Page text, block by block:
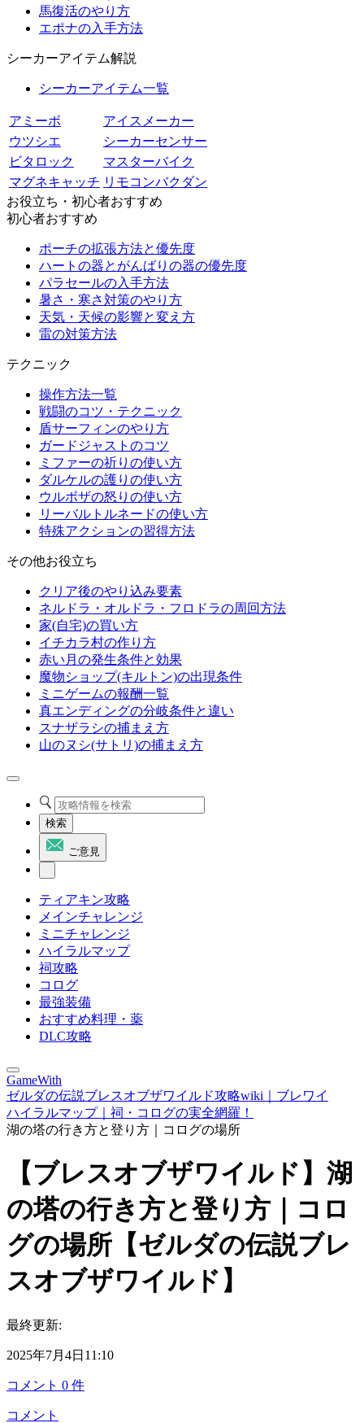
馬復活のやり方
エポナの入手方法
シーカーアイテム解説
シーカーアイテム一覧
アミーボ
アイスメーカー
ウツシエ
シーカーセンサー
ビタロック
マスターバイク
マグネキャッチ リモコンバクダン
お役立ち・初心者おすすめ
初心者おすすめ
ポーチの拡張方法と優先度
ハートの器とがんばりの器の優先度
パラセールの入手方法
暑さ・寒さ対策のやり方
天気・天候の影響と変え方
雷の対策方法
テクニック
操作方法一覧
戦闘のコツ・テクニック
盾サーフィンのやり方
ガードジャストのコツ
ミファーの祈りの使い方
ダルケルの護りの使い方
ウルボザの怒りの使い方
リーバルトルネードの使い方
特殊アクションの習得方法
その他お役立ち
クリア後のやり込み要素
ネルドラ・オルドラ・フロドラの周回方法
家(自宅)の買い方
イチカラ村の作り方
赤い月の発生条件と効果
魔物ショップ(キルトン)の出現条件
ミニゲームの報酬一覧
真エンディングの分岐条件と違い
スナザラシの捕まえ方
山のヌシ(サトリ)の捕まえ方
検索
ご意見
ティアキン攻略
メインチャレンジ
ミニチャレンジ
ハイラルマップ
祠攻略
コログ
最強装備
おすすめ料理・薬
DLC攻略
GameWith
ゼルダの伝説ブレスオブザワイルド攻略wiki｜ブレワイ
ハイラルマップ｜祠・コログの実全網羅！
湖の塔の行き方と登り方｜コログの場所
【ブレスオブザワイルド】湖
の塔の行き方と登り方｜コロ
グの場所【ゼルダの伝説ブレ
スオブザワイルド】
最終更新:
2025年7月4日11:10
コメント 0 件
コメント